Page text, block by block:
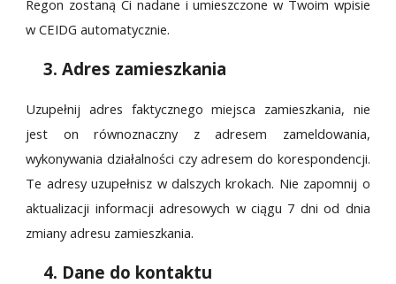
Regon zostaną Ci nadane i umieszczone w Twoim wpisie
w CEIDG automatycznie.
3. Adres zamieszkania
Uzupełnij adres faktycznego miejsca zamieszkania, nie
jest on równoznaczny z adresem zameldowania,
wykonywania działalności czy adresem do korespondencji.
Te adresy uzupełnisz w dalszych krokach. Nie zapomnij o
aktualizacji informacji adresowych w ciągu 7 dni od dnia
zmiany adresu zamieszkania.
4. Dane do kontaktu